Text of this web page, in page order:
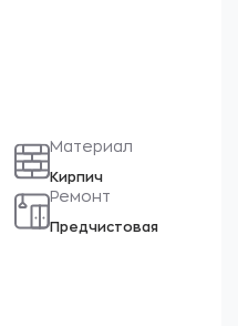
Материал
Кирпич
Ремонт
Предчистовая